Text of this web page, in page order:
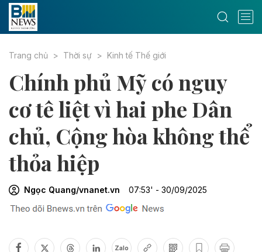
Trang chủ Thời sự Kinh tế Thế giới
Chính phủ Mỹ có nguy
cơ tê liệt vì hai phe Dân
chủ, Cộng hòa không thể
thỏa hiệp
Ngọc Quang/vnanet.vn 07:53' - 30/09/2025
Zalo